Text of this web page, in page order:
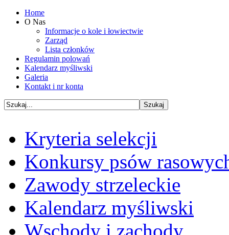
Home
O Nas
Informacje o kole i łowiectwie
Zarząd
Lista członków
Regulamin polowań
Kalendarz myśliwski
Galeria
Kontakt i nr konta
Kryteria selekcji
Konkursy psów
Zawody strzeleckie
Kalendarz myśliwski